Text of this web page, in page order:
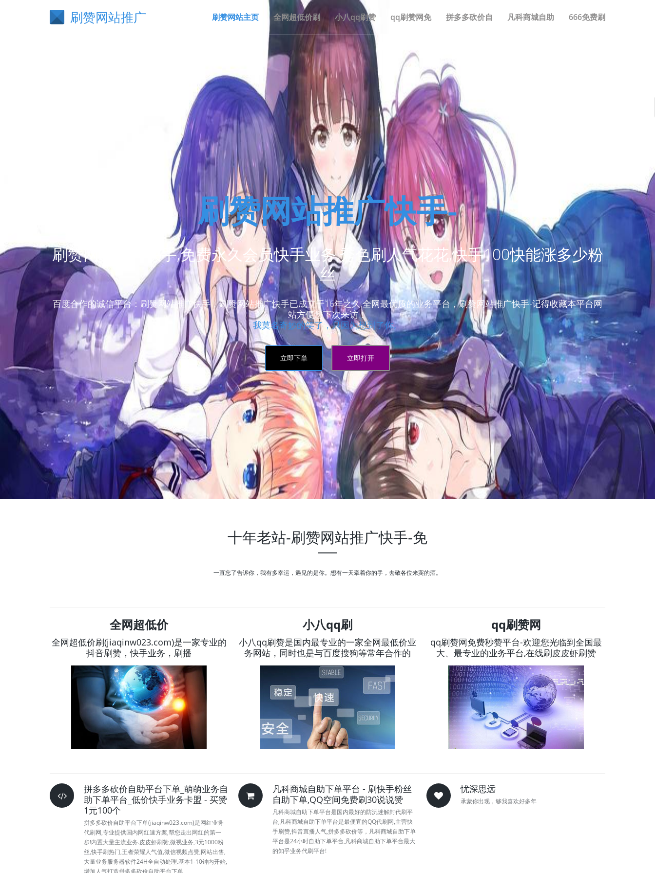
刷赞网站推广 刷赞网站主页 全网超低价刷 小八qq刷赞 qq刷赞网免 拼多多砍价自 凡科商城自助 666免费刷
刷赞网站推广快手-
刷赞网站推广快手,免费永久会员快手业务,秀色刷人气花花,快手100快能涨多少粉
丝
百度合作的诚信平台：刷赞网站推广快手，刷赞网站推广快手已成立于16年之久,全网最优质的业务平台，刷赞网站推广快手-记得收藏本平台网
站方便您下次来访！
我莫名奇妙的笑了，只因为想到了你。
立即下単 立即打开
十年老站-刷赞网站推广快手-免
一直忘了告诉你，我有多幸运，遇见的是你。想有一天牵着你的手，去敬各位来宾的酒。
全网超低价
全网超低价刷(jiaqinw023.com)是一家专业的
抖音刷赞，快手业务，刷播
小八qq刷
小八qq刷赞是国内最专业的一家全网最低价业
务网站，同时也是与百度搜狗等常年合作的
qq刷赞网
qq刷赞网免费秒赞平台-欢迎您光临到全国最
大、最专业的业务平台,在线刷皮皮虾刷赞
拼多多砍价自助平台下单_萌萌业务自
助下单平台_低价快手业务卡盟 - 买赞
1元100个
拼多多砍价自助平台下单(jiaqinw023.com)是网红业务
代刷网,专业提供国内网红速方案,帮您走出网红的第一
步!内置大量主流业务.皮皮虾刷赞,微视业务,3元1000粉
丝,快手刷热门,王者荣耀人气值,微信视频点赞,网站出售,
大量业务服务器软件24H全自动处理.基本1-10钟内开始,
增加人气打造拼多多砍价自助平台下单
凡科商城自助下单平台 - 刷快手粉丝
自助下单,QQ空间免费刷30说说赞
凡科商城自助下单平台是国内最好的防沉迷解封代刷平
台,凡科商城自助下单平台是最便宜的QQ代刷网,主营快
手刷赞,抖音直播人气,拼多多砍价等，凡科商城自助下单
平台是24小时自助下单平台,凡科商城自助下单平台最大
的知乎业务代刷平台!
忧深思远
承蒙你出现，够我喜欢好多年